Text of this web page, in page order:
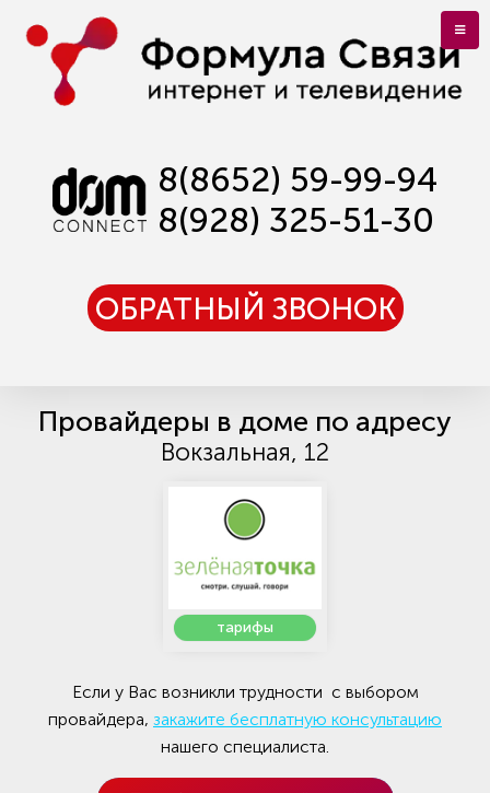
8(8652) 59-99-94
8(928) 325-51-30
ОБРАТНЫЙ ЗВОНОК
Провайдеры в доме по адресу
Вокзальная, 12
тарифы
Если у Вас возникли трудности с выбором
провайдера, закажите бесплатную консультацию
нашего специалиста.